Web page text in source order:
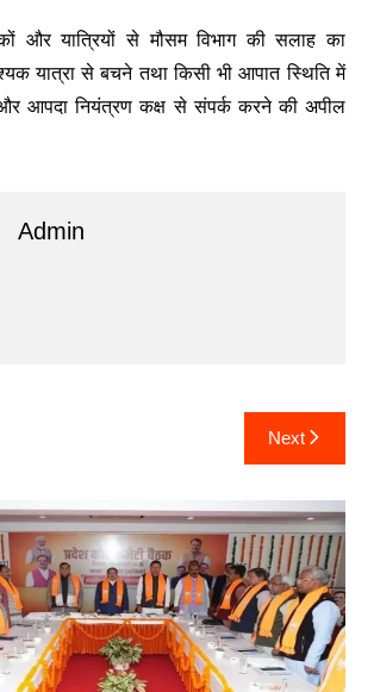
और यात्रियों से मौसम विभाग की सलाह का
यात्रा से बचने तथा किसी भी आपात स्थिति में
आपदा नियंत्रण कक्ष से संपर्क करने की अपील
Admin
Next